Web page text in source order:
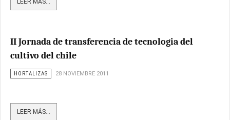
LEER MÁS...
II Jornada de transferencia de tecnologia del
cultivo del chile
HORTALIZAS 28 NOVIEMBRE 2011
LEER MÁS...